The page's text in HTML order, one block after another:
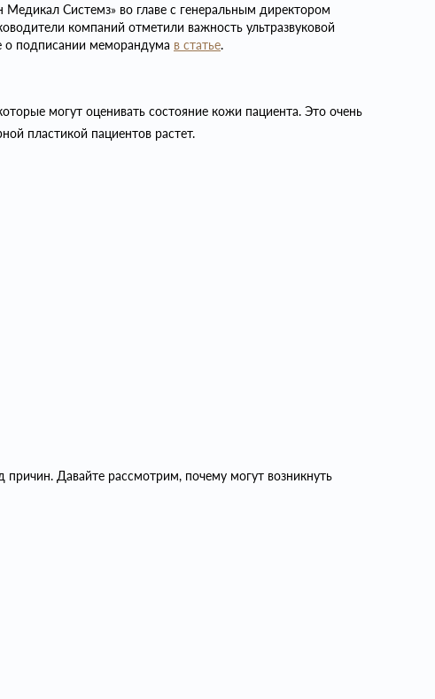
Системз» во главе с генеральным директором
компаний отметили важность ультразвуковой
о подписании меморандума в статье.
могут оценивать состояние кожи пациента. Это очень
пластикой пациентов растет.
Давайте рассмотрим, почему могут возникнуть